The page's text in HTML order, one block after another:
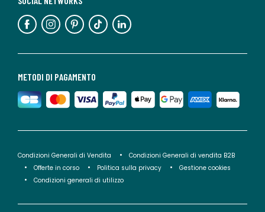
METODI DI PAGAMENTO
Condizioni Generali di Vendita
Condizioni Generali di vendita B2B
Offerte in corso
Politica sulla privacy
Gestione cookies
Condizioni generali di utilizzo